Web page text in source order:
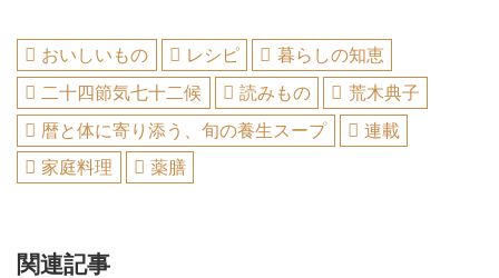
おいしいもの レシピ
暮らしの知恵
二十四節気七十二候
読みもの
荒木典子
暦と体に寄り添う、旬の養生スープ
連載
家庭料理
薬膳
関連記事